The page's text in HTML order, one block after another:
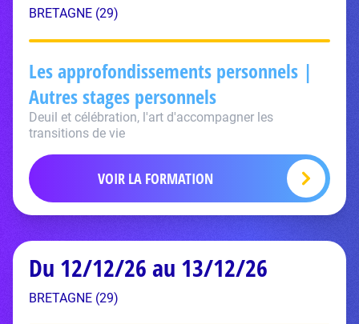
BRETAGNE (29)
Les approfondissements personnels |
Autres stages personnels
Deuil et célébration, l'art d'accompagner les
transitions de vie
VOIR LA FORMATION
Du 12/12/26 au 13/12/26
BRETAGNE (29)